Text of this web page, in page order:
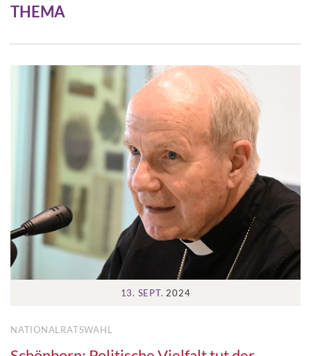
THEMA
13. SEPT. 2024
NATIONALRATSWAHL